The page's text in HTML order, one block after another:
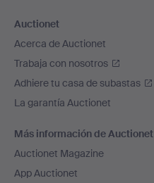
Auctionet
Acerca de Auctionet
Trabaja con nosotros
Adhiere tu casa de subastas
La garantía Auctionet
Más información de Auctionet
Auctionet Magazine
App Auctionet